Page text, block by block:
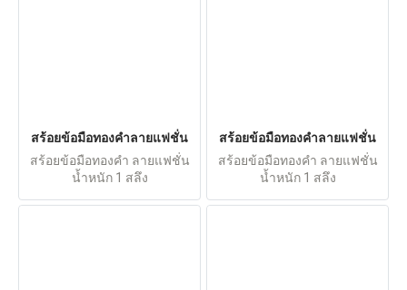
สร้อยข้อมือทองคำลายแฟชั่น
สร้อยข้อมือทองคำ ลายแฟชั่น
น้ำหนัก 1 สลึง
สร้อยข้อมือทองคำลายแฟชั่น
สร้อยข้อมือทองคำ ลายแฟชั่น
น้ำหนัก 1 สลึง